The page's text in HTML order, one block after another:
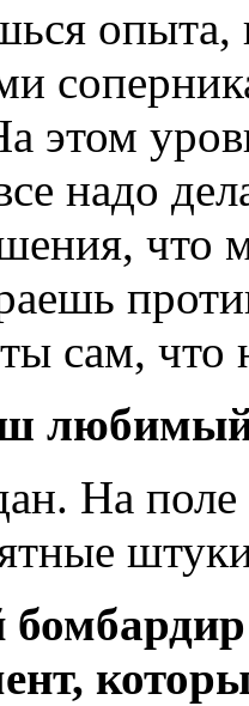
опыта,
этом
надо
что
сам, что
любимый
На